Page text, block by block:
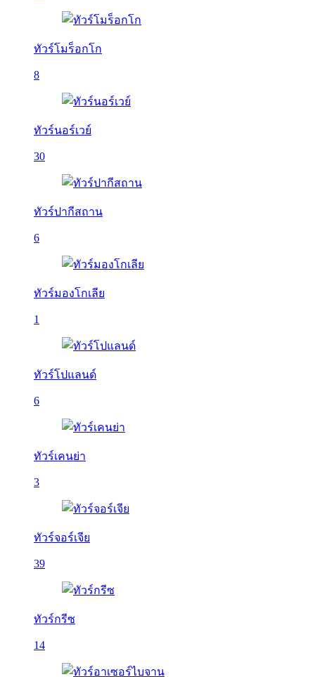
ทัวร์โมร็อกโก
8
ทัวร์นอร์เวย์
30
ทัวร์ปากีสถาน
6
ทัวร์มองโกเลีย
1
ทัวร์โปแลนด์
6
ทัวร์เคนย่า
3
ทัวร์จอร์เจีย
39
ทัวร์กรีซ
14